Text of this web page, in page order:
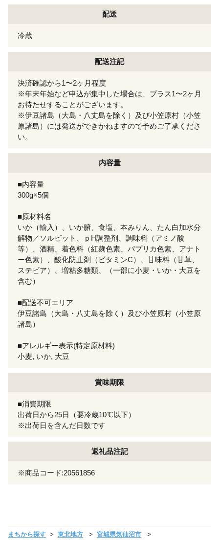
配送
冷蔵
配送注記
決済確認から1〜2ヶ月程度
※年末年始など申込が集中した場合は、プラス1〜2ヶ月
お待たせすることがございます。
※伊豆諸島（大島・八丈島を除く）及び小笠原村（小笠
原諸島）には発送ができかねますので予めご了承くださ
い。
内容量
■内容量
300g×5個
■原材料名
いか（輸入）、いか腑、食塩、本みりん、たん白加水分
解物／ソルビット、ｐH調整剤、調味料（アミノ酸
等）、酒精、着色料（紅麹色素、パプリカ色素、アナト
ー色素）、酸化防止剤（ビタミンC）、甘味料（甘草、
ステビア）、増粘多糖類、（一部に小麦・いか・大豆を
含む）
■配送不可エリア
伊豆諸島（大島・八丈島を除く）及び小笠原村（小笠原
諸島）
■アレルギー表示(特定原材料)
小麦, いか, 大豆
賞味期限
■消費期限
出荷日から25日（要冷蔵10℃以下）
※出荷日を含んだ日数です
返礼品注記
※商品コード:20561856
まちから探す 東北地方
宮城県気仙沼市